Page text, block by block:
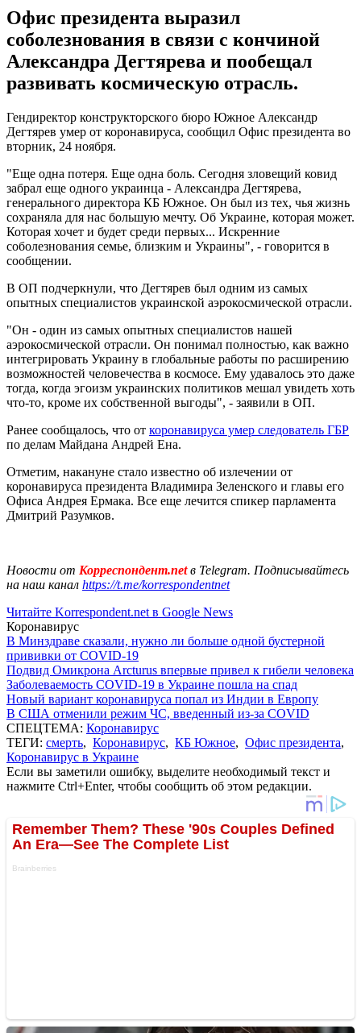
Офис президента выразил
соболезнования в связи с кончиной
Александра Дегтярева и пообещал
развивать космическую отрасль.
Гендиректор конструкторского бюро Южное Александр
Дегтярев умер от коронавируса, сообщил Офис президента во
вторник, 24 ноября.
"Еще одна потеря. Еще одна боль. Сегодня зловещий ковид
забрал еще одного украинца - Александра Дегтярева,
генерального директора КБ Южное. Он был из тех, чья жизнь
сохраняла для нас большую мечту. Об Украине, которая может.
Которая хочет и будет среди первых... Искренние
соболезнования семье, близким и Украины", - говорится в
сообщении.
В ОП подчеркнули, что Дегтярев был одним из самых
опытных специалистов украинской аэрокосмической отрасли.
"Он - один из самых опытных специалистов нашей
аэрокосмической отрасли. Он понимал полностью, как важно
интегрировать Украину в глобальные работы по расширению
возможностей человечества в космосе. Ему удавалось это даже
тогда, когда эгоизм украинских политиков мешал увидеть хоть
что-то, кроме их собственной выгоды", - заявили в ОП.
Ранее сообщалось, что от коронавируса умер следователь ГБР
по делам Майдана Андрей Ена.
Отметим, накануне стало известно об излечении от
коронавируса президента Владимира Зеленского и главы его
Офиса Андрея Ермака. Все еще лечится спикер парламента
Дмитрий Разумков.
Новости от Корреспондент.netв Telegram. Подписывайтесь
на наш канал https://t.me/korrespondentnet
Читайте Korrespondent.net в Google News
Коронавирус
В Минздраве сказали, нужно ли больше одной бустерной
прививки от COVID-19
Подвид Омикрона Arcturus впервые привел к гибели человека
Заболеваемость COVID-19 в Украине пошла на спад
Новый вариант коронавируса попал из Индии в Европу
В США отменили режим ЧС, введенный из-за COVID
СПЕЦТЕМА: Коронавирус
ТЕГИ: смерть, Коронавирус, КБ Южное, Офис президента,
Коронавирус в Украине
Если вы заметили ошибку, выделите необходимый текст и
нажмите Ctrl+Enter, чтобы сообщить об этом редакции.